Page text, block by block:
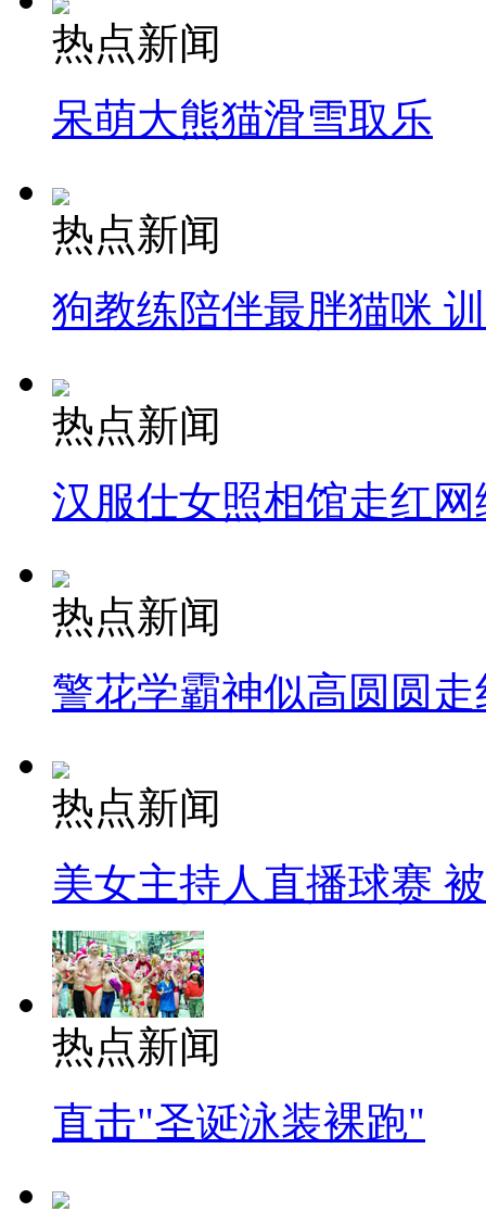
热点新闻
呆萌大熊猫滑雪取乐
热点新闻
狗教练陪伴最胖猫咪
热点新闻
汉服仕女照相馆走红网
热点新闻
警花学霸神似高圆圆走
热点新闻
美女主持人直播球赛
热点新闻
直击"圣诞泳装裸跑"